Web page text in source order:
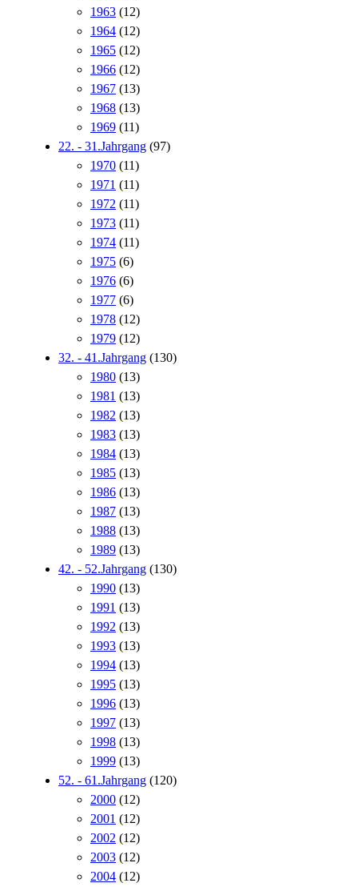
1963 (12)
1964 (12)
1965 (12)
1966 (12)
1967 (13)
1968 (13)
1969 (11)
22. - 31.Jahrgang (97)
1970 (11)
1971 (11)
1972 (11)
1973 (11)
1974 (11)
1975 (6)
1976 (6)
1977 (6)
1978 (12)
1979 (12)
32. - 41.Jahrgang (130)
1980 (13)
1981 (13)
1982 (13)
1983 (13)
1984 (13)
1985 (13)
1986 (13)
1987 (13)
1988 (13)
1989 (13)
42. - 52.Jahrgang (130)
1990 (13)
1991 (13)
1992 (13)
1993 (13)
1994 (13)
1995 (13)
1996 (13)
1997 (13)
1998 (13)
1999 (13)
52. - 61.Jahrgang (120)
2000 (12)
2001 (12)
2002 (12)
2003 (12)
2004 (12)